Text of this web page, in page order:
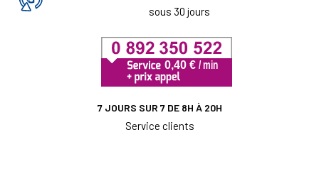
sous 30 jours
7 JOURS SUR 7 DE 8H À 20H
Service clients